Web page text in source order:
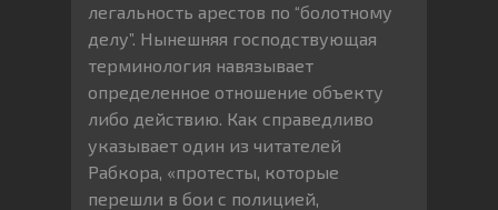
легальность арестов по “болотному
делу”. Нынешняя господствующая
терминология навязывает
определенное отношение объекту
либо действию. Как справедливо
указывает один из читателей
Рабкора, «протесты, которые
перешли в бои с полицией,